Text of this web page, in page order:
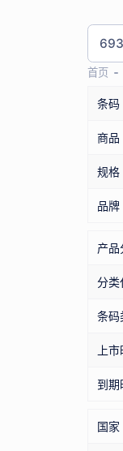
首页
条码
商品
规格
品牌
产品
分类
条码
上
到期
国家